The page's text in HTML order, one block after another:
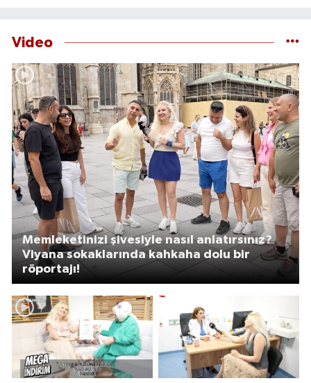
Video
Memleketinizi şivesiyle nasıl anlatırsınız?
Viyana sokaklarında kahkaha dolu bir
röportajı!